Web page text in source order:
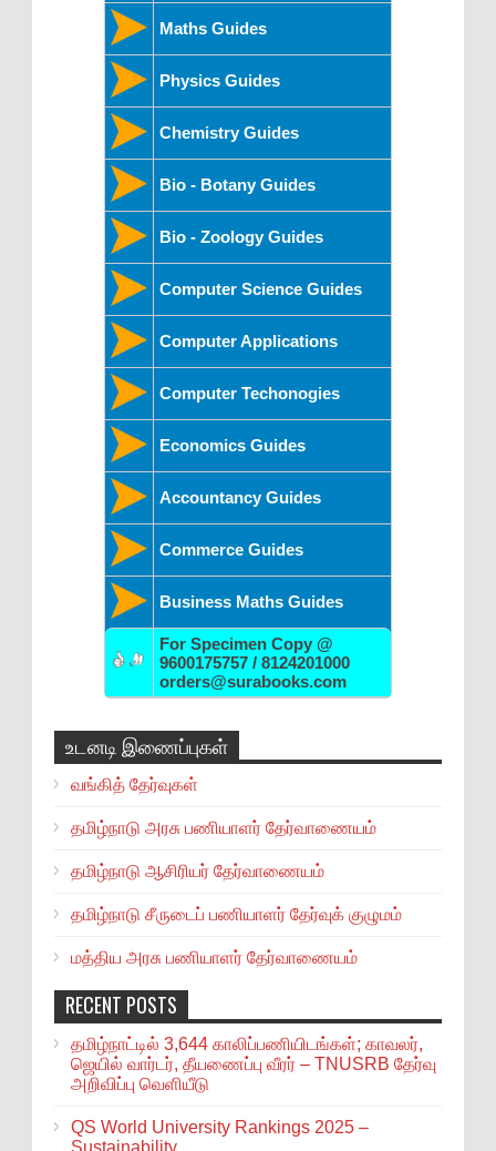
Maths Guides
Physics Guides
Chemistry Guides
Bio - Botany Guides
Bio - Zoology Guides
Computer Science Guides
Computer Applications
Computer Techonogies
Economics Guides
Accountancy Guides
Commerce Guides
Business Maths Guides
For Specimen Copy @
9600175757 / 8124201000
orders@surabooks.com
உடனடி இணைப்புகள்
வங்கித் தேர்வுகள்
தமிழ்நாடு அரசு பணியாளர் தேர்வாணையம்
தமிழ்நாடு ஆசிரியர் தேர்வாணையம்
தமிழ்நாடு சீருடைப் பணியாளர் தேர்வுக் குழுமம்
மத்திய அரசு பணியாளர் தேர்வாணையம்
RECENT POSTS
தமிழ்நாட்டில் 3,644 காலிப்பணியிடங்கள்; காவலர்,
ஜெயில் வார்டர், தீயணைப்பு வீரர் – TNUSRB தேர்வு
அறிவிப்பு வெளியீடு
QS World University Rankings 2025 –